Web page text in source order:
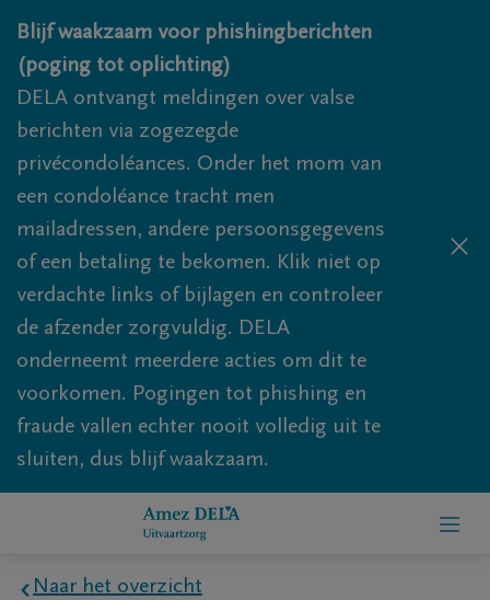
Overslaan en naar inhoud gaan
Blijf waakzaam voor phishingberichten
(poging tot oplichting)
DELA ontvangt meldingen over valse
berichten via zogezegde
privécondoléances. Onder het mom van
een condoléance tracht men
mailadressen, andere persoonsgegevens
of een betaling te bekomen. Klik niet op
verdachte links of bijlagen en controleer
de afzender zorgvuldig. DELA
onderneemt meerdere acties om dit te
voorkomen. Pogingen tot phishing en
fraude vallen echter nooit volledig uit te
sluiten, dus blijf waakzaam.
Naar het overzicht